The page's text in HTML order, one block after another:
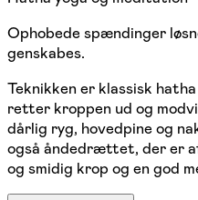
Ophobede spændinger
genskabes.
Teknikken er klassisk
retter kroppen ud og
dårlig ryg, hovedpine og
også åndedrættet, der er
og smidig krop og en god